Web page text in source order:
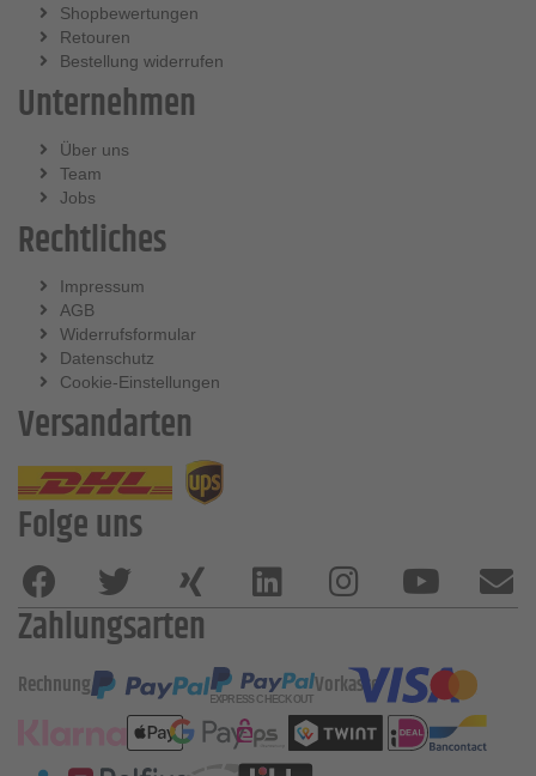
Shopbewertungen
Retouren
Bestellung widerrufen
Unternehmen
Über uns
Team
Jobs
Rechtliches
Impressum
AGB
Widerrufsformular
Datenschutz
Cookie-Einstellungen
Versandarten
Folge uns
Zahlungsarten
Rechnung Vorkasse